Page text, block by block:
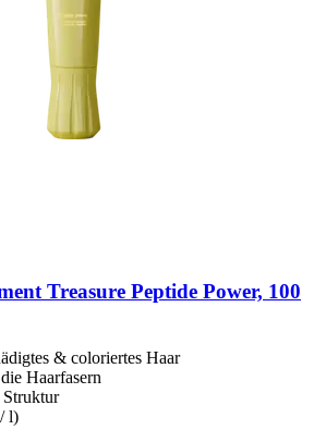
Treasure Peptide Power, 100
& coloriertes Haar
Haarfasern
Struktur
l)